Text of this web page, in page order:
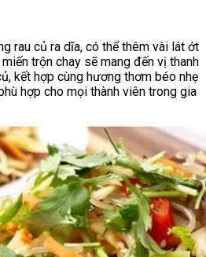
rau củ ra dĩa, có thể thêm vài lát ớt
trộn chay sẽ mang đến vị thanh
kết hợp cùng hương thơm béo nhẹ
hợp cho mọi thành viên trong gia